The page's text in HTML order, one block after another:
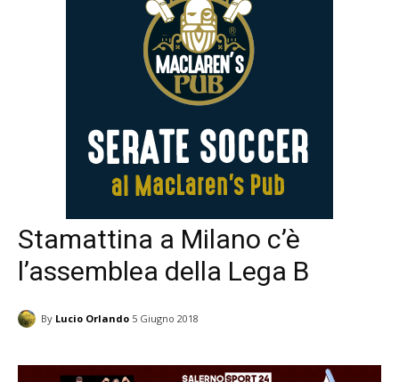
Stamattina a Milano c’è
l’assemblea della Lega B
By Lucio Orlando 5 Giugno 2018